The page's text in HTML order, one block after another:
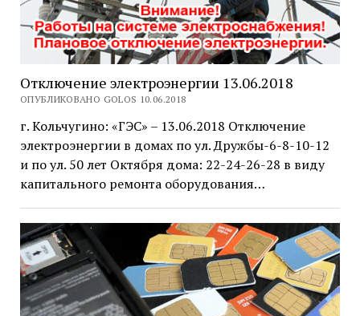
Отключение электроэнергии 13.06.2018
ОПУБЛИКОВАНО GOLOS 10.06.2018
г. Кольчугино: «ГЭС» – 13.06.2018 Отключение
электроэнергии в домах по ул. Дружбы-6-8-10-12
и по ул. 50 лет Октября дома: 22-24-26-28 в виду
капитального ремонта оборудования…